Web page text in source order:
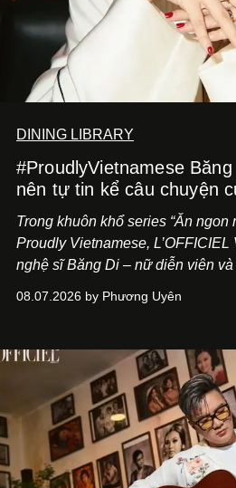
DINING LIBRARY
#ProudlyVietnamese
nên tự tin kể câu chuyện
Trong khuôn khổ series “Ăn ngon
Proudly Vietnamese,
nghệ sĩ Băng Di – nữ diễn viên
Kitchen Bar và SALEM tại TP.HCM.
08.07.2026 by Phương Uyên